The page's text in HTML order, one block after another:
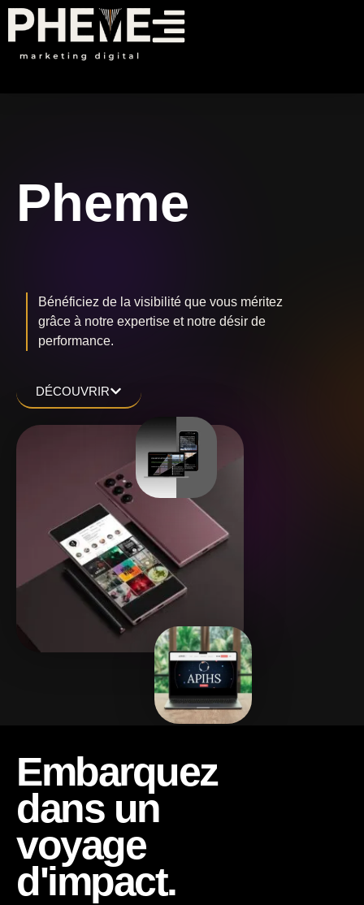
Marketing
Pheme
Bénéficiez de la visibilité que vous méritez
grâce à notre expertise et notre désir de
performance.
DÉCOUVRIR
Embarquez
dans un
voyage
d'impact.